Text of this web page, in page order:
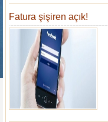
Fatura şişiren açık!